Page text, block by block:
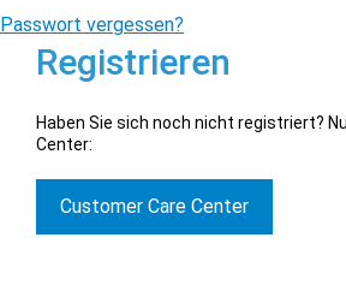
Passwort vergessen?
Registrieren
Haben Sie sich noch nicht registriert?
Center:
Customer Care Center